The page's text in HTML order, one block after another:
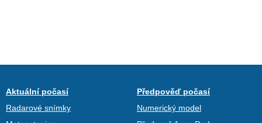
Aktuální počasí
Radarové snímky
Předpověď počasí
Numerický model